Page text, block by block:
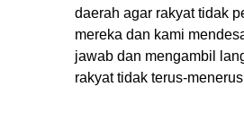
daerah agar rakyat tidak
mereka dan kami
jawab dan mengambil
rakyat tidak terus-